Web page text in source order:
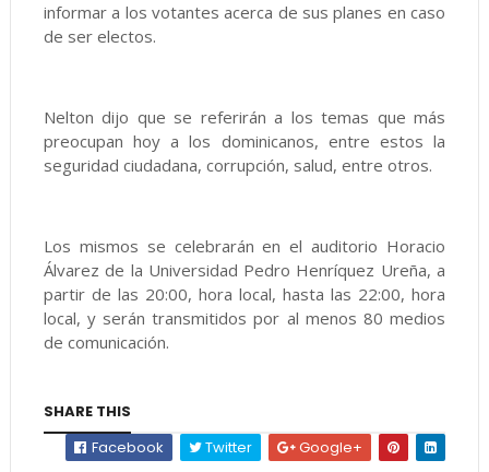
informar a los votantes acerca de sus planes en caso
de ser electos.
Nelton dijo que se referirán a los temas que más
preocupan hoy a los dominicanos, entre estos la
seguridad ciudadana, corrupción, salud, entre otros.
Los mismos se celebrarán en el auditorio Horacio
Álvarez de la Universidad Pedro Henríquez Ureña, a
partir de las 20:00, hora local, hasta las 22:00, hora
local, y serán transmitidos por al menos 80 medios
de comunicación.
SHARE THIS
Facebook
Twitter Google+